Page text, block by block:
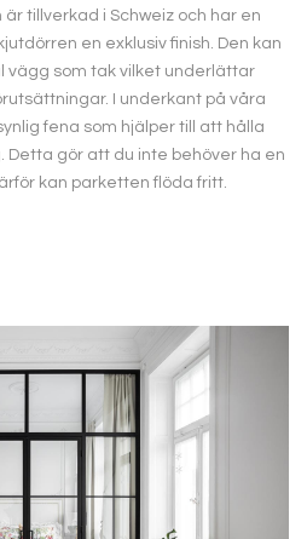
är tillverkad i Schweiz och har en
en exklusiv finish. Den kan
vägg som tak vilket underlättar
I underkant på våra
fena som hjälper till att hålla
Detta gör att du inte behöver ha en
kan parketten flöda fritt.